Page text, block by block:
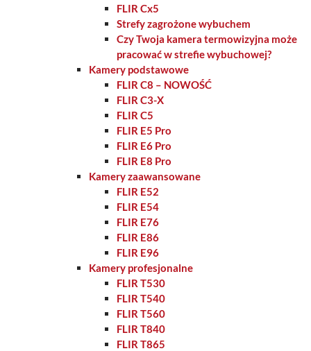
FLIR Cx5
Strefy zagrożone wybuchem
Czy Twoja kamera termowizyjna może
pracować w strefie wybuchowej?
Kamery podstawowe
FLIR C8 – NOWOŚĆ
FLIR C3-X
FLIR C5
FLIR E5 Pro
FLIR E6 Pro
FLIR E8 Pro
Kamery zaawansowane
FLIR E52
FLIR E54
FLIR E76
FLIR E86
FLIR E96
Kamery profesjonalne
FLIR T530
FLIR T540
FLIR T560
FLIR T840
FLIR T865